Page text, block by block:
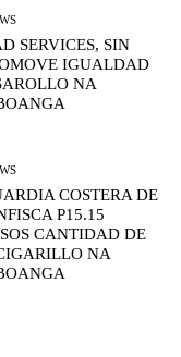
SERVICES, SIN
IGUALDAD
NA
COSTERA DE
P15.15
CANTIDAD DE
NA